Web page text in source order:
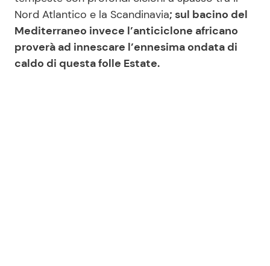
Nord Atlantico e la Scandinavia; sul bacino del
Mediterraneo invece l’anticiclone africano
proverà ad innescare l’ennesima ondata di
caldo di questa folle Estate.